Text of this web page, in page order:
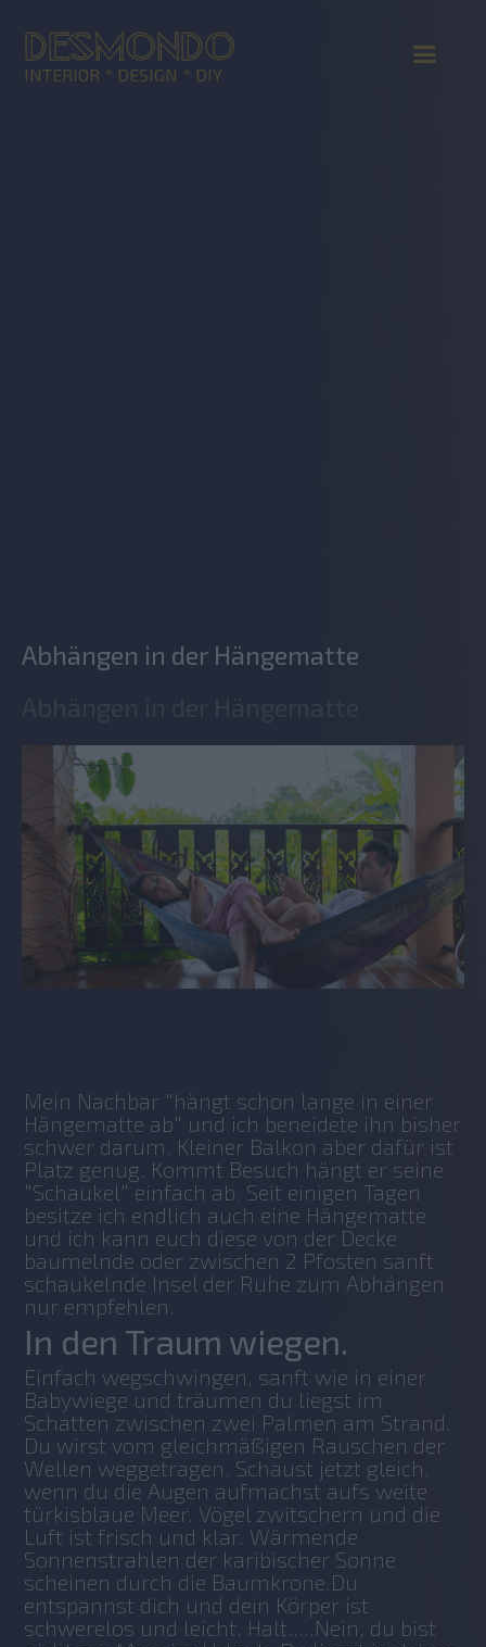
DESMONDO
INTERIOR * DESIGN * DIY
Abhängen in der Hängematte
Mein Nachbar "hängt schon lange in einer
Hängematte ab" und ich beneidete ihn bisher
schwer darum. Kleiner Balkon aber dafür ist
Platz genug. Kommt Besuch hängt er seine
"Schaukel" einfach ab. Seit einigen Tagen
besitze ich endlich auch eine Hängematte
und ich kann euch diese von der Decke
baumelnde oder zwischen 2 Pfosten sanft
schaukelnde Insel der Ruhe zum Abhängen
nur empfehlen.
In den Traum wiegen.
Einfach wegschwingen, sanft wie in einer
Babywiege und träumen du liegst im
Schatten zwischen zwei Palmen am Strand.
Du wirst vom gleichmäßigen Rauschen der
Wellen weggetragen. Schaust jetzt gleich,
wenn du die Augen aufmachst aufs weite
türkisblaue Meer. Vögel zwitschern und die
Luft ist frisch und klar. Wärmende
Sonnenstrahlen der karibischer Sonne
scheinen durch die Baumkrone.Du
entspannst dich und dein Körper ist
schwerelos und leicht. Halt.....Nein, du bist